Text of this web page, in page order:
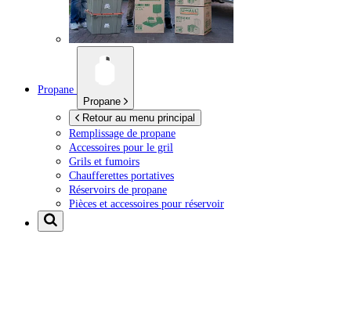
Propane
Propane
Retour au menu principal
Remplissage de propane
Accessoires pour le gril
Grils et fumoirs
Chaufferettes portatives
Réservoirs de propane
Pièces et accessoires pour réservoir